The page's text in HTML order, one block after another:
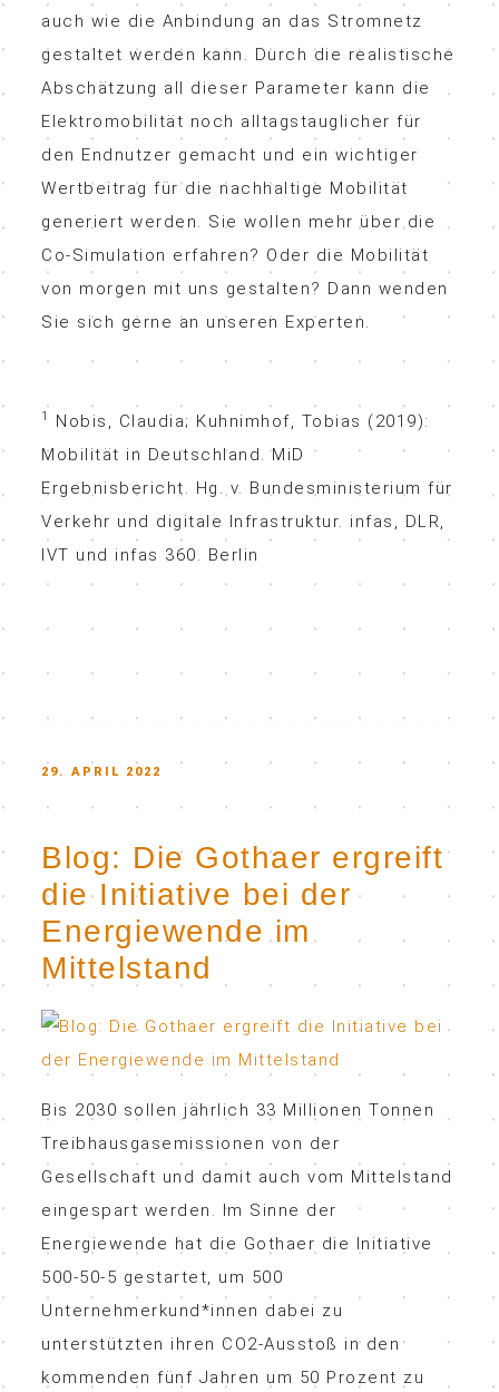
auch wie die Anbindung an das Stromnetz
gestaltet werden kann. Durch die realistische
Abschätzung all dieser Parameter kann die
Elektromobilität noch alltagstauglicher für
den Endnutzer gemacht und ein wichtiger
Wertbeitrag für die nachhaltige Mobilität
generiert werden. Sie wollen mehr über die
Co-Simulation erfahren? Oder die Mobilität
von morgen mit uns gestalten? Dann wenden
Sie sich gerne an unseren Experten.
1
Nobis, Claudia; Kuhnimhof, Tobias (2019):
Mobilität in Deutschland. MiD
Ergebnisbericht. Hg. v. Bundesministerium für
Verkehr und digitale Infrastruktur. infas, DLR,
IVT und infas 360. Berlin
POSTED
ON
29. APRIL 2022
Blog: Die Gothaer ergreift
die Initiative bei der
Energiewende im
Mittelstand
Bis 2030 sollen jährlich 33 Millionen Tonnen
Treibhausgasemissionen von der
Gesellschaft und damit auch vom Mittelstand
eingespart werden. Im Sinne der
Energiewende hat die Gothaer die Initiative
500-50-5 gestartet, um 500
Unternehmerkund*innen dabei zu
unterstützten ihren CO2-Ausstoß in den
kommenden fünf Jahren um 50 Prozent zu